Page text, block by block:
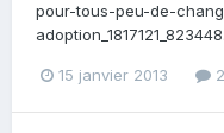
pour-tous-peu-de-
15 janvier 2013